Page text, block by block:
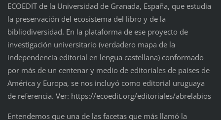
ECOEDIT de la Universidad de Granada, España, que estudia
la preservación del ecosistema del libro y de la
bibliodiversidad. En la plataforma de ese proyecto de
investigación universitario (verdadero mapa de la
independencia editorial en lengua castellana) conformado
por más de un centenar y medio de editoriales de países de
América y Europa, se nos incluyó como editorial uruguaya
de referencia. Ver: https://ecoedit.org/editoriales/abrelabios
Entendemos que una de las facetas que más llamó la